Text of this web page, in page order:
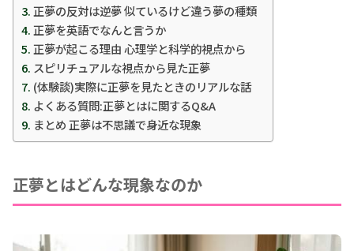
正夢の反対は逆夢 似ているけど違う夢の種類
正夢を英語でなんと言うか
正夢が起こる理由 心理学と科学的視点から
スピリチュアルな視点から見た正夢
(体験談)実際に正夢を見たときのリアルな話
よくある質問:正夢とはに関するQ&A
まとめ 正夢は不思議で身近な現象
正夢とはどんな現象なのか